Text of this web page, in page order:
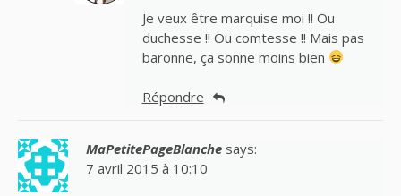
Je veux être marquise moi !! Ou
duchesse !! Ou comtesse !! Mais pas
baronne, ça sonne moins bien
Répondre
MaPetitePageBlanche says:
7 avril 2015 à 10:10